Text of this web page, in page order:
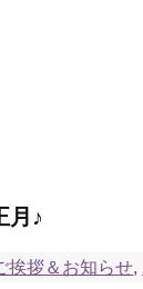
月♪
挨拶＆お知らせ,